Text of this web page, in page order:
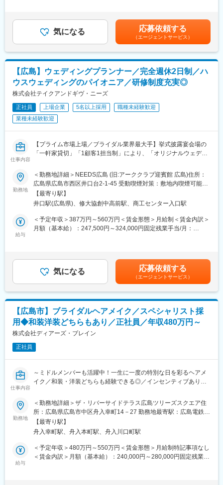
「OPEN DOORS!!」の理念の元、ブライダルマーケットで常に時
代を捉え、一歩先を行くサービスを創出してきました。
◎「楽しくなければ、やったところで知れたもの」という指針の
もと、メンバー全員が夢中になって仕事に取り組み、自分や組織
の成長を楽しむ、そうした私たちの想いと情熱を、共有できる人
材をお待ちしております。
変更の範囲：会社の定める業務
■具体的な業務内容：
・お客様に対するプランの提案、接客、打ち合わせ
・撮影当日お客様対応、ご案内など
・撮影データ編集作業（Lightroom、Photoshopなど使用）
・動画制作
・撮影データ検品、納品、管理
■採用背景：
「ザ・リバーサイドテラス広島ツリーズスクエア」にてフォト事
います。裁量を持ちながら事業の拡大にも携わっていただくこと
ができます。
■社風：
◎従業員の輝ける場としての各種制度が充実しています。インセ
ンティブ制度や、MVP賞、新人王、店舗賞、年間で最も素晴らし
い結婚式を表彰する『DBAWARD』賞等、成果を正当に評価し、
◎元リクルート出身の社長が立ち上げた会社。裁量権も大きく、
幅広いキャリアを目指せるため、ご自身の努力次第で活躍の幅が
◎ハウスウェディング事業、レストラン事業、ドレス事業など
「OPEN DOORS!!」の理念の元、ブライダルマーケットで常に時
◎「楽しくなければ、やったところで知れたもの」という指針の
もと、メンバー全員が夢中になって仕事に取り組み、自分や組織
の成長を楽しむ、そうした私たちの想いと情熱を、共有できる人
材をお待ちしております。
変更の範囲：会社の定める業務
＞※年収は年齢、経験スキルによって考慮します。■業績連動賞
与：年2回（6月、12月）■昇給：給与改定年1回賃金はあくまでも
目安の金額であり、選考を通じて上下する可能性があります。月
給(月額)は固定手当を含めた表記です。
気になる 応募依頼する
（エージェントサービス）
【広島】ウェディングプランナー／完全週休2日制／ハ
ウスウェディングのパイオニア／研修制度充実◎
株式会社テイクアンドギヴ・ニーズ
正社員 上場企業 5名以上採用
職種未経験歓迎
業種未経験歓迎
仕事内容
【プライム市場上場／ブライダル業界最大手】挙式披露宴会場の
「一軒家貸切」「1顧客1担当制」により、「オリジナルウェディ
方、支援制度、研修制度も充実しています。
★業務内容：
お客様の挙式／披露宴を検討されているカップルに対しての当社
ならではの「1顧客1担当制」により密にサポート頂き、当社サー
ビス案内／見積り作成～プランニング／コーディネート業務をお
任せいたします。ご来店時から当日の式までトータルプランニン
★当社のお仕事の魅力:
◇一顧客一担当制・完全貸し切り・自社一貫
完全貸切のハウスウェディングで、新規接客から当日の進行、装
テイクアンドギヴ・ニーズは「あそびごころとやさしさで、人の
心を人生を豊かにする」を企業理念としていますが、見学をしに
来てくださった初日から～式を終えてお見送りをする最後の瞬間
までトータルコーディネートでお客様に対して価値提供したいと
思って頂ける方のご応募をお待ちしております。
◇充実の研修制度
入社後は現場でのOJT研修に加え、新人のための集合研修に参加
し、婚礼に関する基本的知識、ビジネスマナーから模擬演習まで
未経験でも安心の研修制度が整っています。入社後は約半年間ト
立ちするまでサポートします！
◇多様なキャリアパス
ウェディングプランナーとして経験を積み、店舗の支配人→グル
業にも参画していく予定なので、ホテル事業側にも挑戦可能で
す。長期的なキャリアの中で企画やバック部門にも挑戦頂く事も
勤務地
＜勤務地詳細＞NEEDS広島 (旧:アーククラブ迎賓館 広島)住所：
広島県広島市西区井口台2-1-45 受動喫煙対策：敷地内喫煙可能場
所あり変更の範囲：会社の定める事業所
【最寄り駅】
井口駅(広島県)、修大協創中高前駅、商工センター入口駅
給与
＜予定年収＞387万円～560万円＜賃金形態＞月給制＜賃金内訳＞
月額（基本給）：247,500円～324,000円固定残業手当/月：
は年齢、ご経験スキルを考慮のうえ、決定します。月間20時間の
みなし残業時間を超過した分は残業手当を支給■昇給:年2回■賞与:
年2回賃金はあくまでも目安の金額であり、選考を通じて上下する
可能性があります。月給(月額)は固定手当を含めた表記です。
気になる 応募依頼する
（エージェントサービス）
【広島市】ブライダルヘアメイク／スペシャリスト採
用◆和装洋装どちらもあり／正社員／年収480万円～
株式会社ディアーズ・ブレイン
正社員
仕事内容
～ミドルメンバーも活躍中！一生に一度の特別な日を彩るヘアメ
イク／和装・洋装どちらも経験できる◎／インセンティブあり／
「ザ・リバーサイドテラス広島ツリーズスクエア」にてウェディ
ングフォトを挙げられる新郎新婦のヘアメイクや着付け・フィッ
ティングを一貫してお任せいたします。
結婚式という人生の大切な瞬間に関わることで、やりがいや達成
感を感じられるお仕事です。
ブライダルヘアメイクご経験者の方、または美容師のご経験のあ
勤務地
＜勤務地詳細＞ザ・リバーサイドテラス広島ツリーズスクエア住
所：広島県広島市中区舟入幸町14－27 勤務地最寄駅：広島電鉄江
波線／舟入幸町駅受動喫煙対策：屋内全面禁煙変更の範囲：会社
の定める事業所
【最寄り駅】
舟入幸町駅、舟入本町駅、舟入川口町駅
給与
＜予定年収＞480万円～550万円＜賃金形態＞月給制特記事項なし
＜賃金内訳＞月額（基本給）：240,000円～280,000円固定残業手